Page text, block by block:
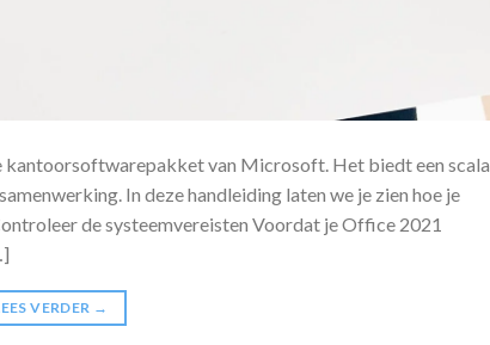
kantoorsoftwarepakket van Microsoft. Het biedt een scala
In deze handleiding laten we je zien hoe je
de systeemvereisten Voordat je Office 2021
VERDER →